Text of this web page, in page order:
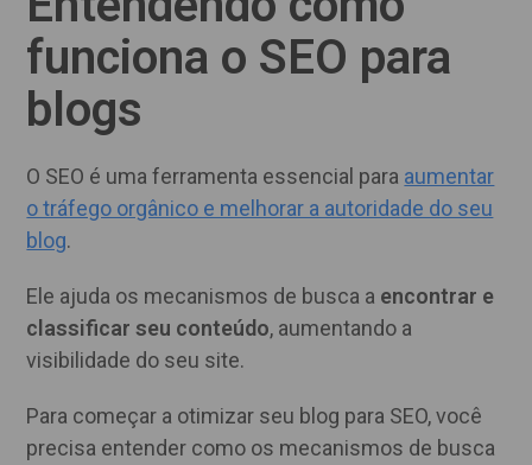
funciona o SEO para
blogs
O SEO é uma ferramenta essencial para aumentar
o tráfego orgânico e melhorar a autoridade do seu
blog.
Ele ajuda os mecanismos de busca a encontrar e
classificar seu conteúdo, aumentando a
visibilidade do seu site.
Para começar a otimizar seu blog para SEO, você
precisa entender como os mecanismos de busca